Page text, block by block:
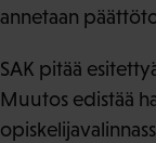
annetaan
SAK pitää
Muutos edistää